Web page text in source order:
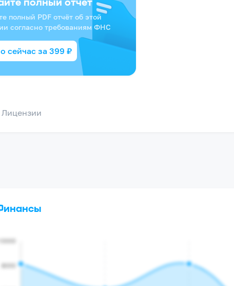
полный PDF отчёт об этой
согласно требованиям ФНС
сейчас за 399 ₽
Лицензии